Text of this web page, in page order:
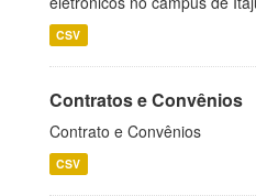
CSV
Contratos e Convênios
Contrato e Convênios
CSV